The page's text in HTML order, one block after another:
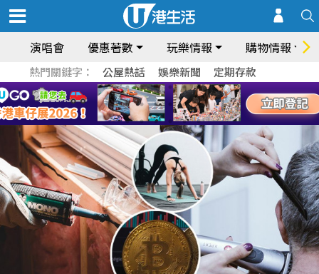
演唱會 優惠著數 玩樂情報 購物情報
熱門關鍵字： 公屋熱話 娛樂新聞 定期存款